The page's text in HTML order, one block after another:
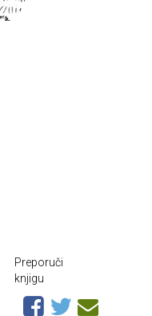
Preporuči
knjigu